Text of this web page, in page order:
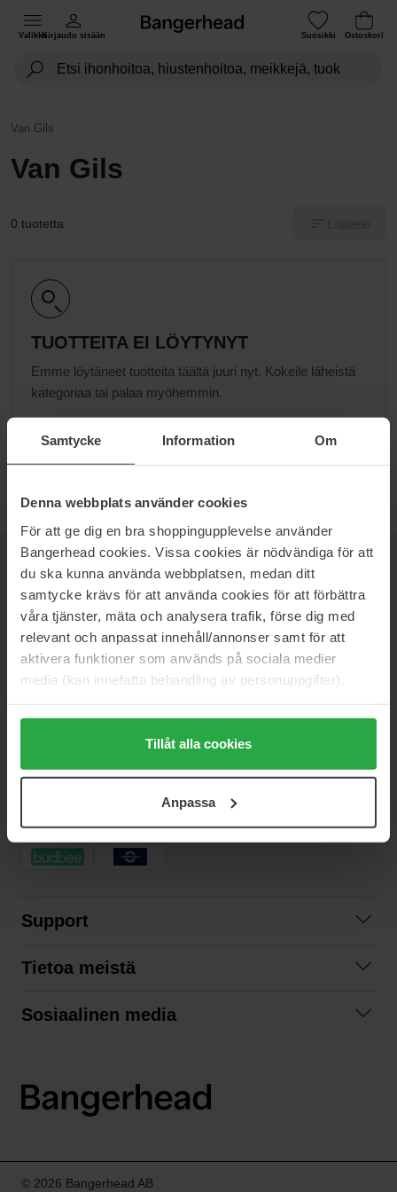
Samtycke Information Om
Denna webbplats använder cookies
För att ge dig en bra shoppingupplevelse använder
Bangerhead cookies. Vissa cookies är nödvändiga för att
du ska kunna använda webbplatsen, medan ditt
samtycke krävs för att använda cookies för att förbättra
våra tjänster, mäta och analysera trafik, förse dig med
relevant och anpassat innehåll/annonser samt för att
aktivera funktioner som används på sociala medier
media (kan innefatta behandling av personuppgifter).
Genom att trycka på "Tillåt alla cookies" accepterar du
alla cookies, medan du under "Detaljer" kan anpassa
användningen av cookies. Du kan när som helst återkalla
samt vår Integritetspolicy.
Tillåt alla cookies
Anpassa
ValikkoKirjaudu sisään Suosikki Ostoskori
Van Gils
Van Gils
0 tuotetta
TUOTTEITA EI LÖYTYNYT
Emme löytäneet tuotteita täältä juuri nyt. Kokeile läheistä
kategoriaa tai palaa myöhemmin.
Siirry kategoriaan B
UUTISKIRJEOLE ENSIMMÄISTEN JOUKOSSA
Haluatko parhaat kauneusuutiset suoraan sähköpostiisi? Saat
uusimmat trendit, vinkit ja eksklusiiviset tarjoukset!
NOPEA TOIMITUS
Support
Tilausehdot
Tietoa meistä
Sosiaalinen media
LinkedIn
© 2026 Bangerhead AB